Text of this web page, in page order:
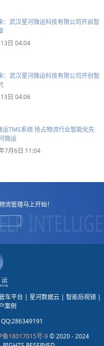
：武汉星河微运科技有限公司开启智
日 04:04
：武汉星河微运科技有限公司开创智
日 04:06
运TMS系统 抢占物流行业智能化先
微运
7月6日 11:04
流管理马上开始！
车平台 | 星河数据云 | 智能后视镜 |
案例
备18017015号-9© 2020 - 2024